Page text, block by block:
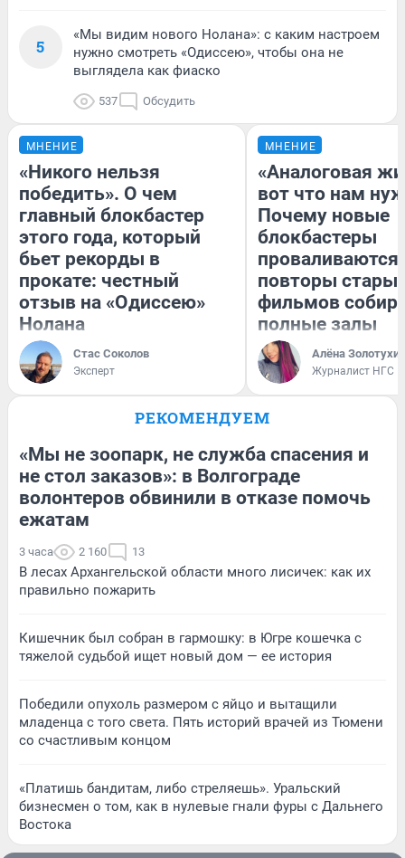
5
«Мы видим нового Нолана»: с каким настроем
нужно смотреть «Одиссею», чтобы она не
выглядела как фиаско
537 Обсудить
МНЕНИЕ
«Никого нельзя
победить». О чем
главный блокбастер
этого года, который
бьет рекорды в
прокате: честный
отзыв на «Одиссею»
Нолана
Стас Соколов
Эксперт
МНЕНИЕ
«Аналоговая
вот что нам
Почему новые
блокбастеры
повторы
фильмов
полные залы
Алёна
Журналист НГС
РЕКОМЕНДУЕМ
«Мы не зоопарк, не служба спасения и
не стол заказов»: в Волгограде
волонтеров обвинили в отказе помочь
ежатам
3 часа 2 160 13
В лесах Архангельской области много лисичек: как их
правильно пожарить
Кишечник был собран в гармошку: в Югре кошечка с
тяжелой судьбой ищет новый дом — ее история
Победили опухоль размером с яйцо и вытащили
младенца с того света. Пять историй врачей из Тюмени
со счастливым концом
«Платишь бандитам, либо стреляешь». Уральский
бизнесмен о том, как в нулевые гнали фуры с Дальнего
Востока